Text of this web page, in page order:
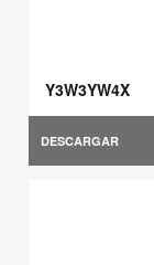
Y3W3YW4X
DESCARGAR